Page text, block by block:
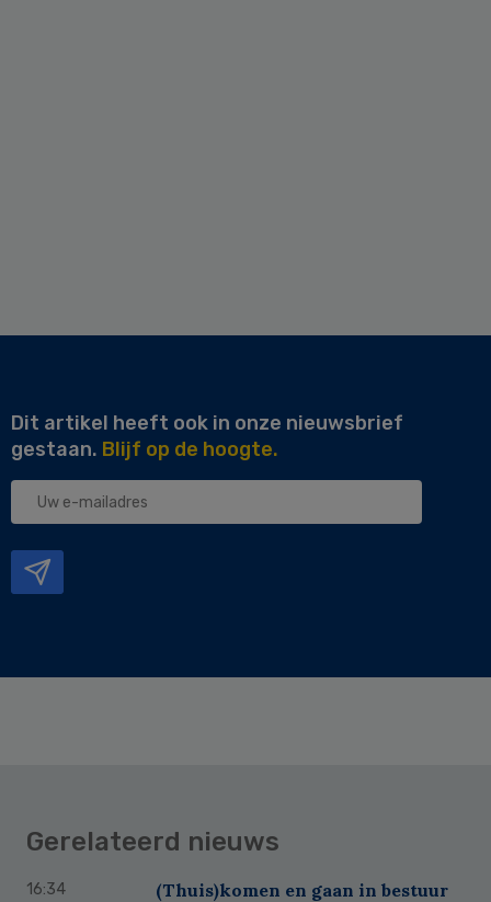
Dit artikel heeft ook in onze nieuwsbrief
gestaan. Blijf op de hoogte.
Uw
Gerelateerd nieuws
16:34
(Thuis)komen en gaan in bestuur